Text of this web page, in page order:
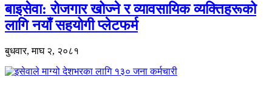
बाइसेवा: रोजगार खोज्ने र व्यावसायिक व्यक्तिहरूको
लागि नयाँ सहयोगी प्लेटफर्म
बुधवार, माघ २, २०८१